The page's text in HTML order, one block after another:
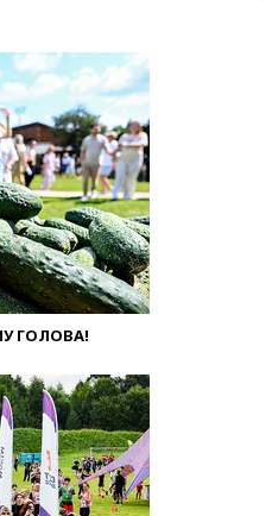
ГОЛОВА!